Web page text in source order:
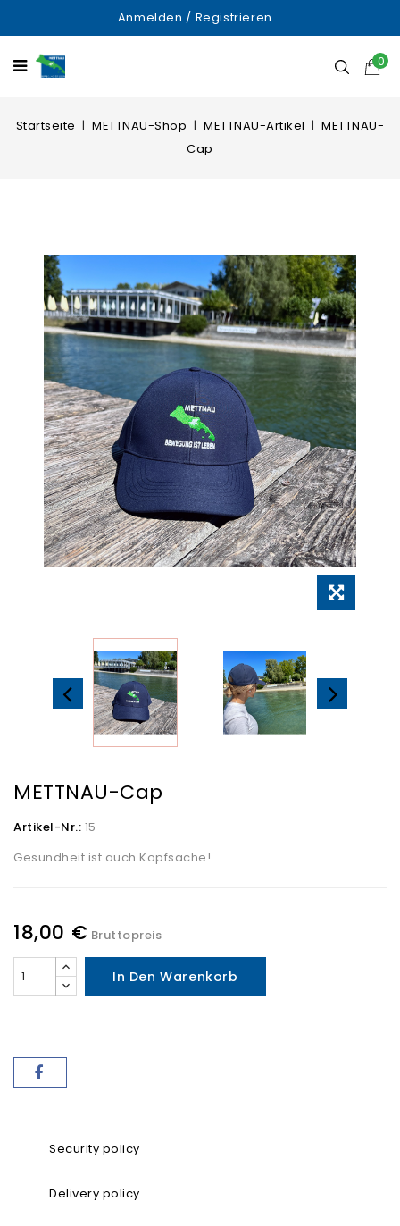
Anmelden / Registrieren
0
Startseite METTNAU-Shop METTNAU-Artikel
METTNAU-
Cap
METTNAU-Cap
Artikel-Nr.: 15
Gesundheit ist auch Kopfsache!
18,00 € Bruttopreis
In Den Warenkorb
Security policy
Delivery policy